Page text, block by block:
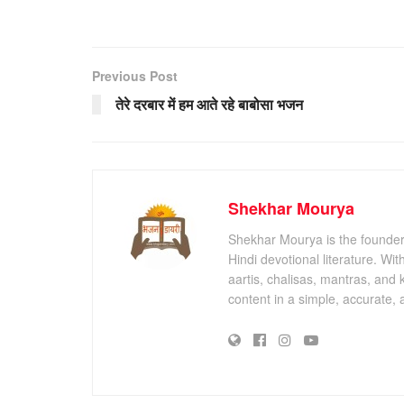
Previous Post
तेरे दरबार में हम आते रहे बाबोसा भजन
Shekhar Mourya
Shekhar Mourya is the
Hindi devotional literature.
aartis, chalisas, mantras, and
content in a simple, accurate,